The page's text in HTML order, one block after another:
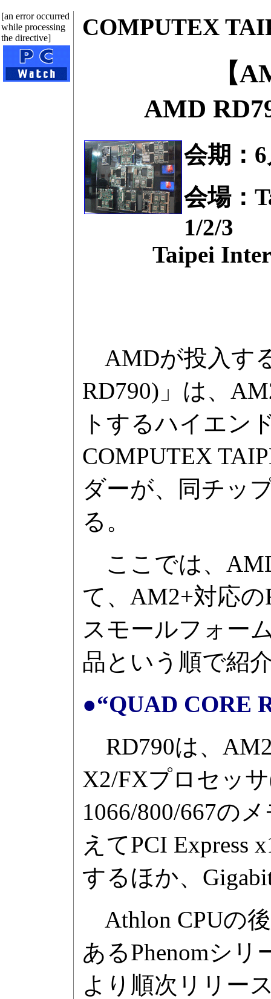
[an error occurred
while processing
the directive]
COMPUTEX
【
AMD
会期：
会場：
1/2/3
Taipei
AMDが投入す
RD790)」は、
トするハイエン
COMPUTEX
ダーが、同チッ
る。
ここでは、
て、AM2+対応
スモールフォー
品という順で紹
●“QUAD CORE
RD790は、
X2/FXプロセッサ
1066/800/667の
えてPCI Express
するほか、
Athlon CPUの
あるPhenomシ
より順次リリー